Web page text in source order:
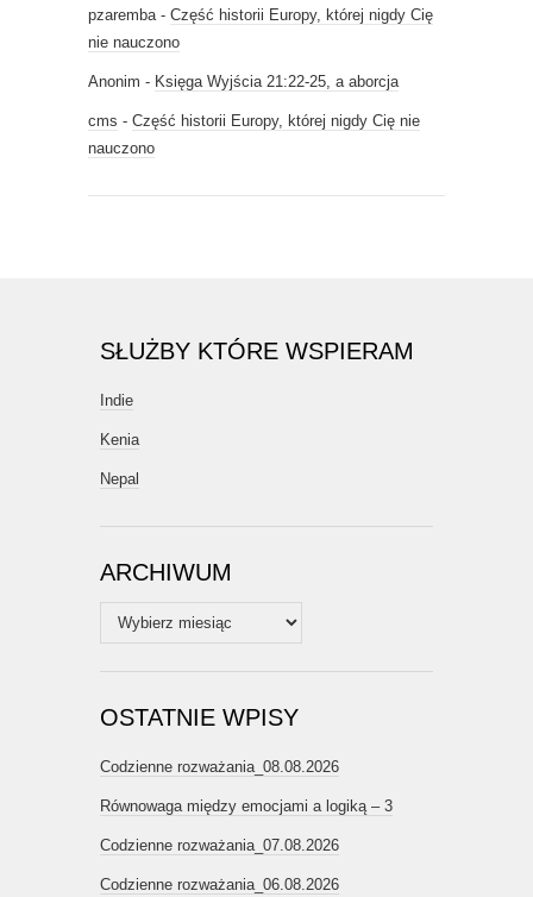
pzaremba - Część historii Europy, której nigdy Cię
nie nauczono
Anonim - Księga Wyjścia 21:22-25, a aborcja
cms - Część historii Europy, której nigdy Cię nie
nauczono
SŁUŻBY KTÓRE WSPIERAM
Indie
Kenia
Nepal
ARCHIWUM
Archiwum
OSTATNIE WPISY
Codzienne rozważania_08.08.2026
Równowaga między emocjami a logiką – 3
Codzienne rozważania_07.08.2026
Codzienne rozważania_06.08.2026